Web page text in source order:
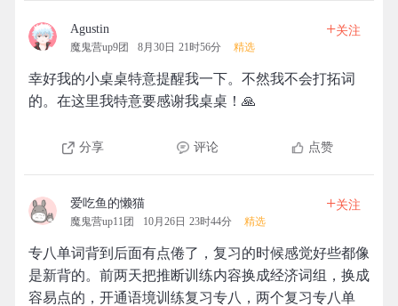
Agustin
魔鬼营up9团 8月30日 21时56分 精选
+关注
幸好我的小桌桌特意提醒我一下。不然我不会打拓词
的。在这里我特意要感谢我桌桌！🙏
分享 评论 点赞
爱吃鱼的懒猫
魔鬼营up11团 10月26日 23时44分 精选
+关注
专八单词背到后面有点倦了，复习的时候感觉好些都像
是新背的。前两天把推断训练内容换成经济词组，换成
容易点的，开通语境训练复习专八，两个复习专八单